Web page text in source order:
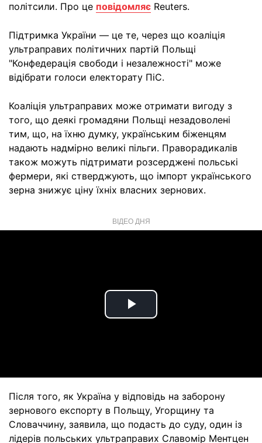
політсили. Про це повідомляє Reuters.
Підтримка України — це те, через що коаліція
ультраправих політичних партій Польщі
"Конфедерація свободи і незалежності" може
відібрати голоси електорату ПіС.
Коаліція ультраправих може отримати вигоду з
того, що деякі громадяни Польщі незадоволені
тим, що, на їхню думку, українським біженцям
надають надмірно великі пільги. Праворадикалів
також можуть підтримати розсерджені польські
фермери, які стверджують, що імпорт українського
зерна знижує ціну їхніх власних зернових.
ВІДЕО ДНЯ
Play
Після того, як Україна у відповідь на заборону
зернового експорту в Польщу, Угорщину та
Словаччину, заявила, що подасть до суду, один із
лідерів польських ультраправих Славомір Ментцен